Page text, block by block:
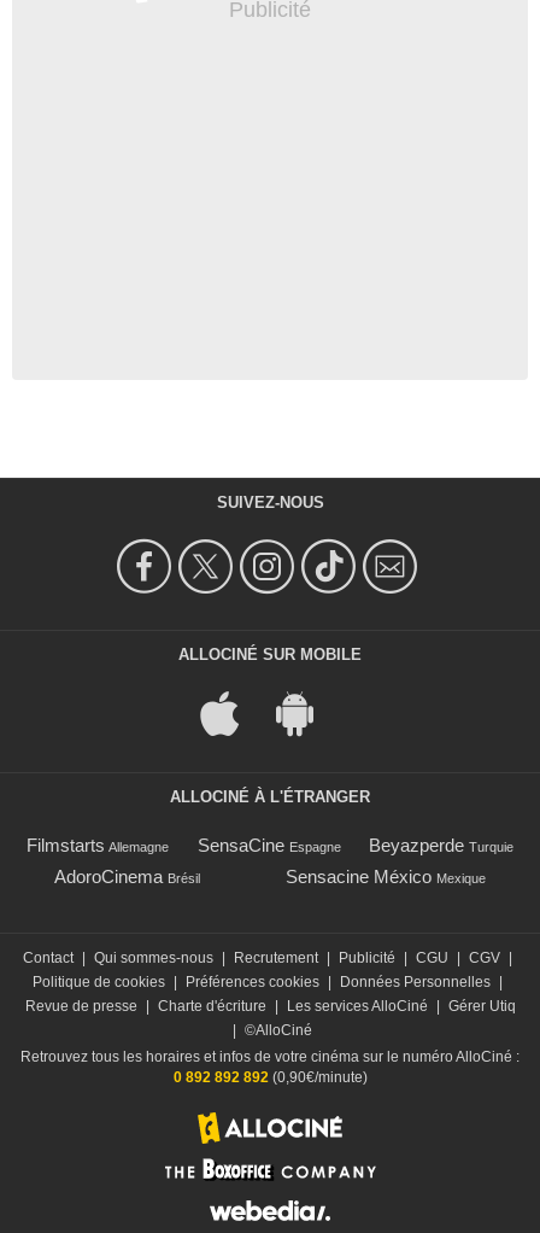
SUIVEZ-NOUS
ALLOCINÉ SUR MOBILE
ALLOCINÉ À L'ÉTRANGER
Filmstarts Allemagne SensaCine Espagne Beyazperde Turquie
AdoroCinema Brésil Sensacine México Mexique
Contact Qui sommes-nous Recrutement Publicité CGU CGV
Politique de cookies
Préférences cookies Données Personnelles
Revue de presse
Charte d'écriture Les services AlloCiné
Gérer Utiq
©AlloCiné
Retrouvez tous les horaires et infos de votre cinéma sur le numéro AlloCiné :
0 892 892 892(0,90€/minute)